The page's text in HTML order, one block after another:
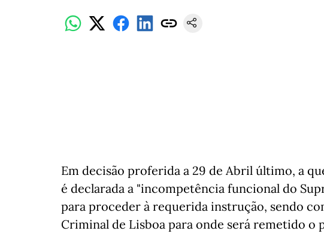
Em decisão proferida a 29 de Abril último, a
é declarada a "incompetência funcional do
para proceder à requerida instrução, sendo
Criminal de Lisboa para onde será remetido